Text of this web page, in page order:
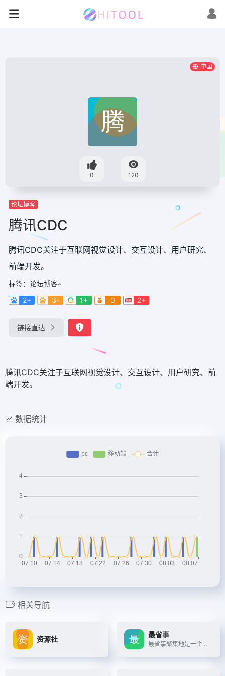
中国
0 120
论坛博客
腾讯CDC
腾讯CDC关注于互联网视觉设计、交互设计、用户研究、
前端开发。
标签： 论坛博客
2+
3- 1+ 0 2+
链接直达
腾讯CDC关注于互联网视觉设计、交互设计、用户研究、前
端开发。
数据统计
相关导航
资源社
最省事
最省事聚集地是一个内容创作与分享社区，专注收集和分享负责任、有智趣、贴近生活的内容。